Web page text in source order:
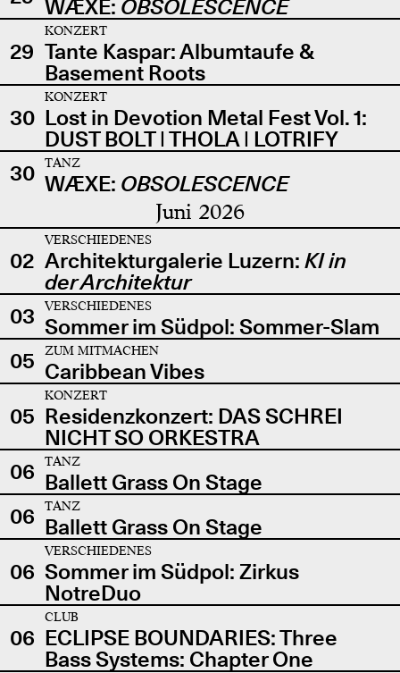
WÆXE: OBSOLESCENCE
29
KONZERT
Tante Kaspar: Albumtaufe &
Basement Roots
30
KONZERT
Lost in Devotion Metal Fest Vol. 1:
DUST BOLT | THOLA | LOTRIFY
30
TANZ
WÆXE: OBSOLESCENCE
Juni 2026
02
VERSCHIEDENES
Architekturgalerie Luzern: KI in
der Architektur
03
VERSCHIEDENES
Sommer im Südpol: Sommer-Slam
05
ZUM MITMACHEN
Caribbean Vibes
05
KONZERT
Residenzkonzert: DAS SCHREI
NICHT SO ORKESTRA
06
TANZ
Ballett Grass On Stage
06
TANZ
Ballett Grass On Stage
06
VERSCHIEDENES
Sommer im Südpol: Zirkus
NotreDuo
06
CLUB
ECLIPSE BOUNDARIES: Three
Bass Systems: Chapter One